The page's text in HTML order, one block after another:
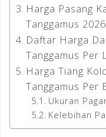
Harga Pasang
Tanggamus 2026
Daftar Harga
Tanggamus Per
Harga Tiang
Tanggamus Per
Ukuran
Kelebihan